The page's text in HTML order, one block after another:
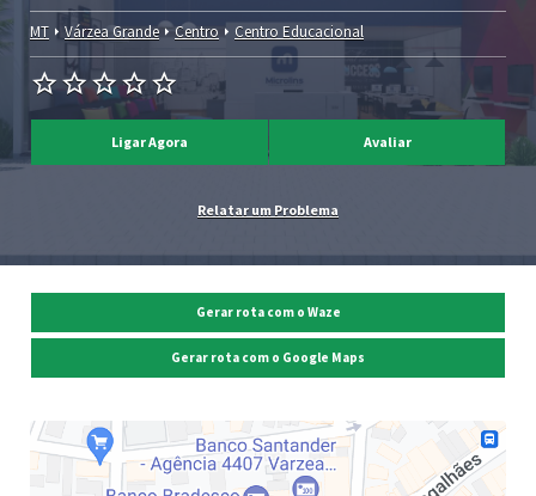
MT Várzea Grande Centro Centro Educacional
Ligar Agora Avaliar
Relatar um Problema
Gerar rota com o Waze
Gerar rota com o Google Maps